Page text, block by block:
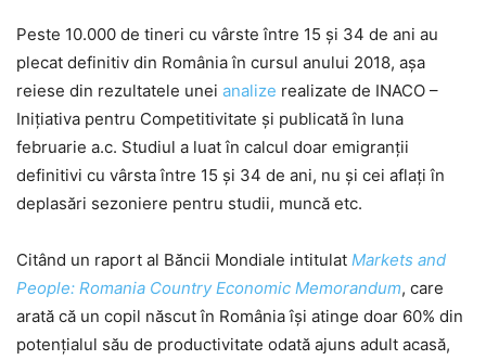
Peste 10.000 de tineri cu vârste între 15 şi 34 de ani au
plecat definitiv din România în cursul anului 2018, așa
reiese din rezultatele unei analize realizate de INACO –
Iniţiativa pentru Competitivitate și publicată în luna
februarie a.c. Studiul a luat în calcul doar emigranţii
definitivi cu vârsta între 15 şi 34 de ani, nu și cei aflați în
deplasări sezoniere pentru studii, muncă etc.
Citând un raport al Băncii Mondiale intitulat Markets and
People: Romania Country Economic Memorandum, care
arată că un copil născut în România îşi atinge doar 60% din
potenţialul său de productivitate odată ajuns adult acasă,